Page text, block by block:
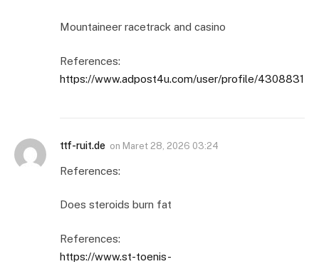
Mountaineer racetrack and casino
References:
https://www.adpost4u.com/user/profile/4308831
ttf-ruit.de on Maret 28, 2026 03:24
References:
Does steroids burn fat
References:
https://www.st-toenis-